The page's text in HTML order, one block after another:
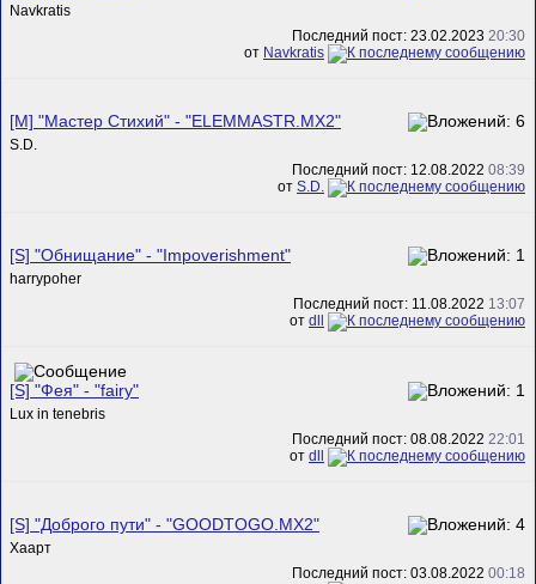
Navkratis
Последний пост: 23.02.2023 20:30
от Navkratis
[M] "Мастер Стихий" - "ELEMMASTR.MX2"
S.D.
Последний пост: 12.08.2022 08:39
от S.D.
[S] "Обнищание" - "Impoverishment"
harrypoher
Последний пост: 11.08.2022 13:07
от dll
[S] "Фея" - "fairy"
Lux in tenebris
Последний пост: 08.08.2022 22:01
от dll
[S] "Доброго пути" - "GOODTOGO.MX2"
Хаарт
Последний пост: 03.08.2022 00:18